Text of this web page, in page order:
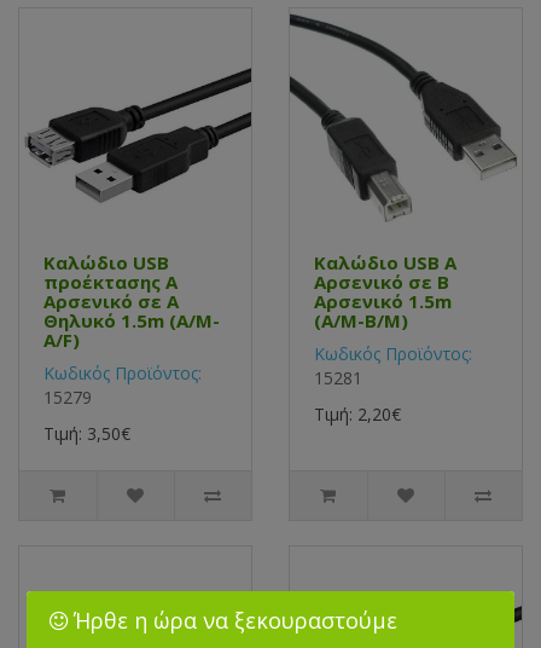
Καλώδιο USB
προέκτασης Α
Αρσενικό σε Α
Θηλυκό 1.5m (A/M-
A/F)
Κωδικός Προϊόντος:
15279
Τιμή: 3,50€
Καλώδιο USB Α
Αρσενικό σε B
Αρσενικό 1.5m
(A/M-B/M)
Κωδικός Προϊόντος:
15281
Τιμή: 2,20€
Ήρθε η ώρα να ξεκουραστούμε